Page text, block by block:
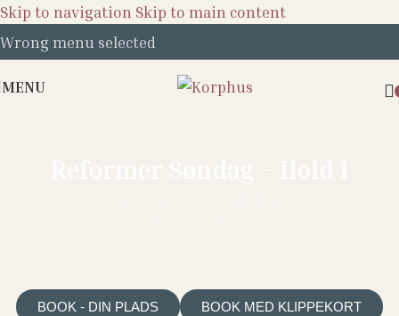
Skip to navigation Skip to main content
Wrong menu selected
MENU
BOOK - DIN PLADS BOOK MED KLIPPEKORT